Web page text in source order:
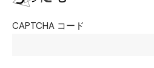
CAPTCHA コード